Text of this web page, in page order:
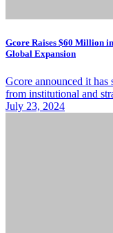
Gcore Raises $60 Million
Global Expansion
Gcore announced it
from institutional and
July 23, 2024